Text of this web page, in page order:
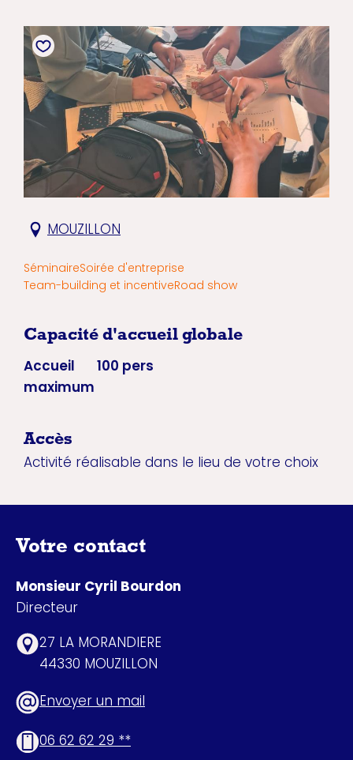
MOUZILLON
SéminaireSoirée d'entreprise
Team-building et incentiveRoad show
Capacité d'accueil globale
Accueil
maximum
100 pers
Accès
Activité réalisable dans le lieu de votre choix
Votre contact
Monsieur Cyril Bourdon
Directeur
27 LA MORANDIERE
44330 MOUZILLON
Envoyer un mail
06 62 62 29 **